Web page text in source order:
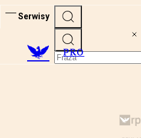
Serwisy
PRO